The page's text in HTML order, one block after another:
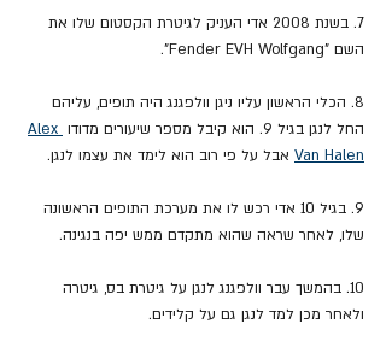
7. בשנת 2008 אדי העניק לגיטרת הקסטום שלו את
השם "Fender EVH Wolfgang".
8. הכלי הראשון עליו ניגן וולפגנג היה תופים, עליהם
החל לנגן בגיל 9. הוא קיבל מספר שיעורים מדודו
Alex
Van Halen אבל על פי רוב הוא לימד את עצמו לנגן.
9. בגיל 10 אדי רכש לו את מערכת התופים הראשונה
שלו, לאחר שראה שהוא מתקדם ממש יפה בנגינה.
10. בהמשך עבר וולפגנג לנגן על גיטרת בס, גיטרה
ולאחר מכן למד לנגן גם על קלידים.